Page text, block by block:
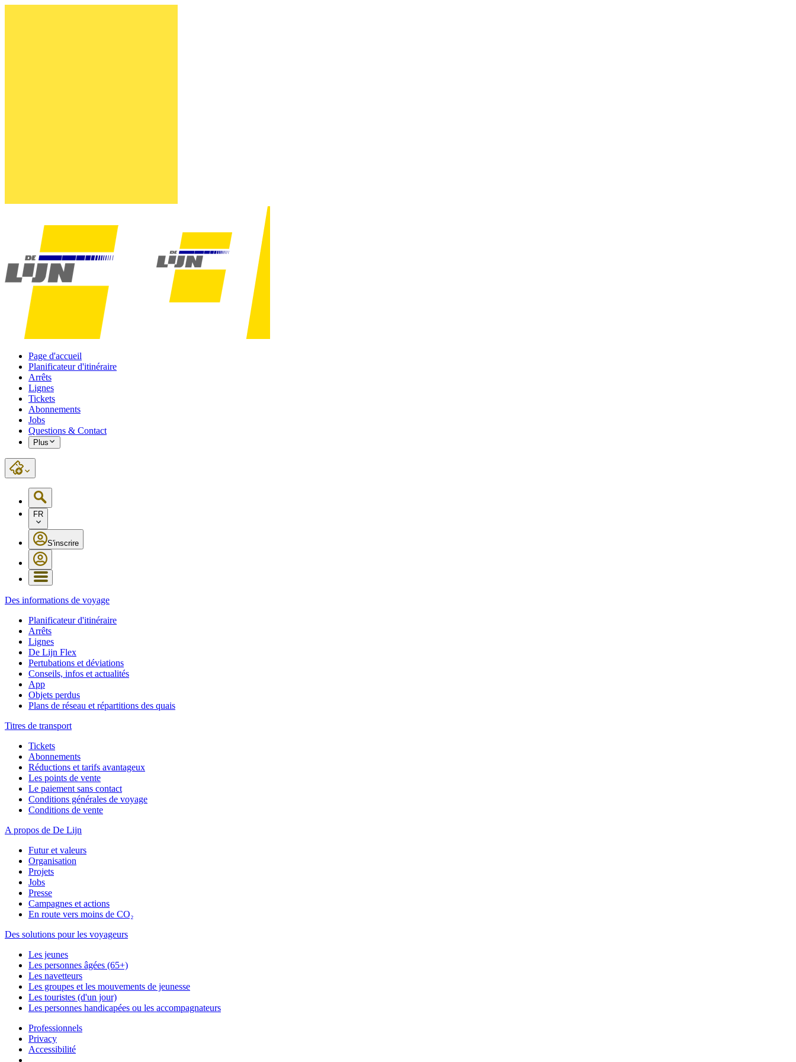
Page d'accueil
Planificateur d'itinéraire
Arrêts
Lignes
Tickets
Abonnements
Jobs
Questions & Contact
Plus
FR
S'inscrire
Des informations de voyage
Planificateur d'itinéraire
Arrêts
Lignes
De Lijn Flex
Pertubations et déviations
Conseils, infos et actualités
App
Objets perdus
Plans de réseau et répartitions des quais
Titres de transport
Tickets
Abonnements
Réductions et tarifs avantageux
Les points de vente
Le paiement sans contact
Conditions générales de voyage
Conditions de vente
A propos de De Lijn
Futur et valeurs
Organisation
Projets
Jobs
Presse
Campagnes et actions
En route vers moins de CO₂
Des solutions pour les voyageurs
Les jeunes
Les personnes âgées (65+)
Les navetteurs
Les groupes et les mouvements de jeunesse
Les touristes (d'un jour)
Les personnes handicapées ou les accompagnateurs
Professionnels
Privacy
Accessibilité